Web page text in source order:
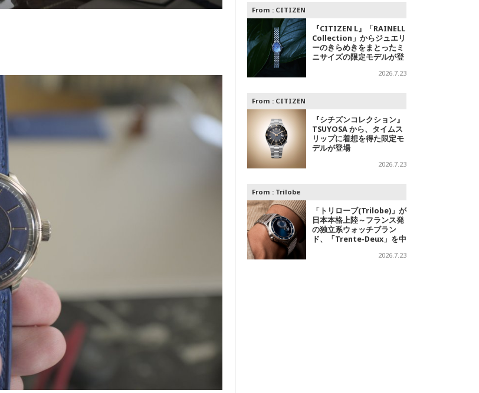
From : CITIZEN
『CITIZEN L』「RAINELL
Collection」からジュエリ
ーのきらめきをまとったミ
ニサイズの限定モデルが登
2026.7.23
From : CITIZEN
『シチズンコレクション』
TSUYOSA から、タイムス
リップに着想を得た限定モ
デルが登場
2026.7.23
From : Trilobe
「トリローブ(Trilobe)」が
日本本格上陸～フランス発
の独立系ウォッチブラン
ド、「Trente-Deux」を中
2026.7.23